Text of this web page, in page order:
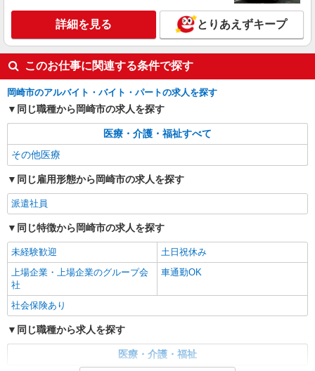
詳細を見る とりあえずキープ
このお仕事に関連する条件で探す
岡崎市のアルバイト・バイト・パートの求人を探す
同じ職種から岡崎市の求人を探す
医療・介護・福祉すべて
その他医療
同じ雇用形態から岡崎市の求人を探す
派遣社員
同じ特徴から岡崎市の求人を探す
未経験歓迎
土日祝休み
上場企業・上場企業のグループ会
社
車通勤OK
社会保険あり
同じ職種から求人を探す
医療・介護・福祉